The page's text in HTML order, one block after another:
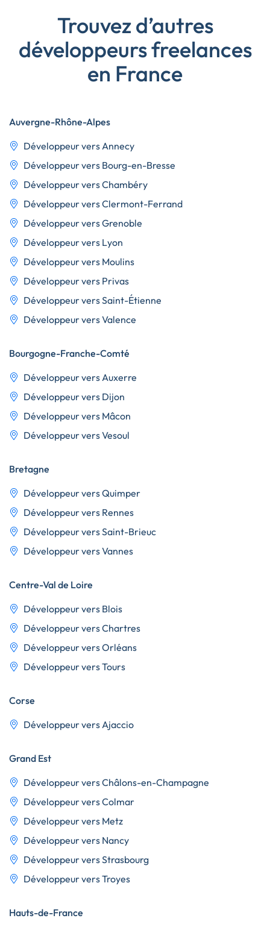
Trouvez d’autres
développeurs freelances
en France
Auvergne-Rhône-Alpes
Développeur vers Annecy
Développeur vers Bourg-en-Bresse
Développeur vers Chambéry
Développeur vers Clermont-Ferrand
Développeur vers Grenoble
Développeur vers Lyon
Développeur vers Moulins
Développeur vers Privas
Développeur vers Saint-Étienne
Développeur vers Valence
Bourgogne-Franche-Comté
Développeur vers Auxerre
Développeur vers Dijon
Développeur vers Mâcon
Développeur vers Vesoul
Bretagne
Développeur vers Quimper
Développeur vers Rennes
Développeur vers Saint-Brieuc
Développeur vers Vannes
Centre-Val de Loire
Développeur vers Blois
Développeur vers Chartres
Développeur vers Orléans
Développeur vers Tours
Corse
Développeur vers Ajaccio
Grand Est
Développeur vers Châlons-en-Champagne
Développeur vers Colmar
Développeur vers Metz
Développeur vers Nancy
Développeur vers Strasbourg
Développeur vers Troyes
Hauts-de-France